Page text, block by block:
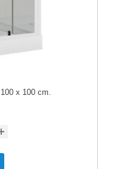
x 100 cm.